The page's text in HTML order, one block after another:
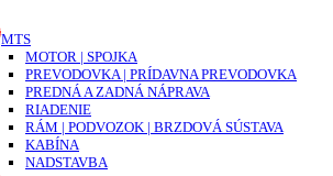
MTS
MOTOR | SPOJKA
PREVODOVKA | PRÍDAVNA PREVODOVKA
PREDNÁ A ZADNÁ NÁPRAVA
RIADENIE
RÁM | PODVOZOK | BRZDOVÁ SÚSTAVA
KABÍNA
NADSTAVBA